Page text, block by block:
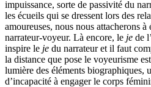
impuissance, sorte de passivité du
les écueils qui se dressent lors des
amoureuses, nous nous attacherons à
narrateur-voyeur. Là encore, le je de
inspire le je du narrateur et il faut
la distance que pose le voyeurisme
lumière des éléments biographiques,
d’incapacité à engager le corps